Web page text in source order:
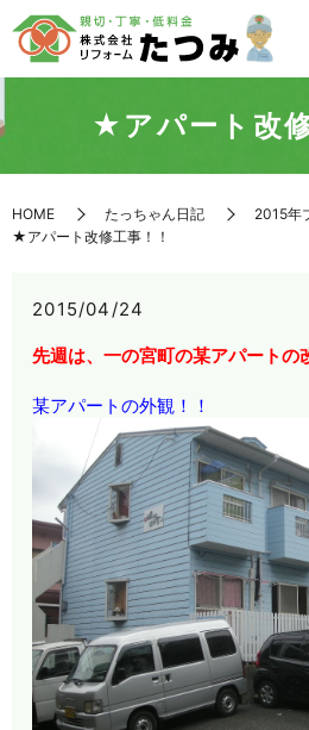
★アパート改
HOME たっちゃん日記
2015年
★アパート改修工事！！
2015/04/24
先週は、一の宮町の某アパートの
某アパートの外観！！